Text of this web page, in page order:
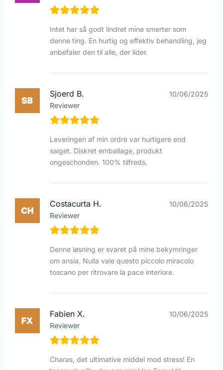
Intet har så godt lindret mine smerter som
denne ting. En hurtig og effektiv behandling, jeg
anbefaler den til alle, der lider.
Sjoerd B.
Reviewer
10/06/2025
Leveringen af min ordre var hurtigere end
salget. Diskret emballage, produkt
ongeschonden. 100% tilfreds.
Costacurta H.
Reviewer
10/06/2025
Denne løsning er svaret på mine bekymringer
om ansia. Nulla vale questo piccolo miracolo
toscano per ritrovare la pace interiore.
Fabien X.
Reviewer
10/06/2025
Charas, det ultimative middel mod stress! En